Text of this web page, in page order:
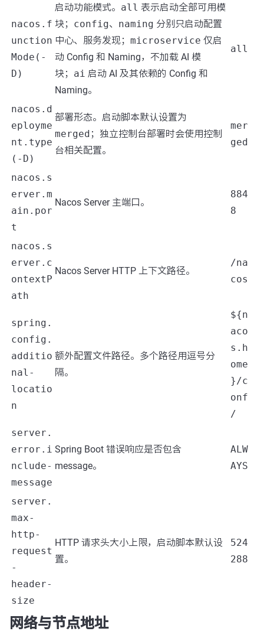
nacos.f
unction
Mode(-
D)
启动功能模式。 all 表示启动全部可用模
块； config、 naming 分别只启动配置
中心、服务发现； microservice 仅启
动 Config 和 Naming，不加载 AI 模
块； ai 启动 AI 及其依赖的 Config 和
Naming。
all
nacos.d
eployme
nt.type
(-D)
部署形态。启动脚本默认设置为
merged ；独立控制台部署时会使用控制
台相关配置。
mer
ged
nacos.s
erver.m
ain.por
t
Nacos Server 主端口。
884
8
nacos.s
erver.c
ontextP
ath
Nacos Server HTTP 上下文路径。
/na
cos
spring.
config.
additio
nal-
locatio
n
额外配置文件路径。多个路径用逗号分
隔。
${n
aco
s.h
ome
}/c
onf
/
server.
error.i
nclude-
message
Spring Boot 错误响应是否包含
message。
ALW
AYS
server.
max-
http-
request
-
header-
size
HTTP 请求头大小上限，启动脚本默认设
置。
524
288
网络与节点地址